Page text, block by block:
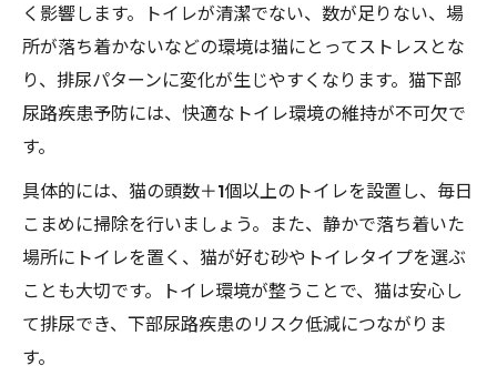
く影響します。トイレが清潔でない、数が足りない、場
所が落ち着かないなどの環境は猫にとってストレスとな
り、排尿パターンに変化が生じやすくなります。猫下部
尿路疾患予防には、快適なトイレ環境の維持が不可欠で
す。
具体的には、猫の頭数＋1個以上のトイレを設置し、毎日
こまめに掃除を行いましょう。また、静かで落ち着いた
場所にトイレを置く、猫が好む砂やトイレタイプを選ぶ
ことも大切です。トイレ環境が整うことで、猫は安心し
て排尿でき、下部尿路疾患のリスク低減につながりま
す。